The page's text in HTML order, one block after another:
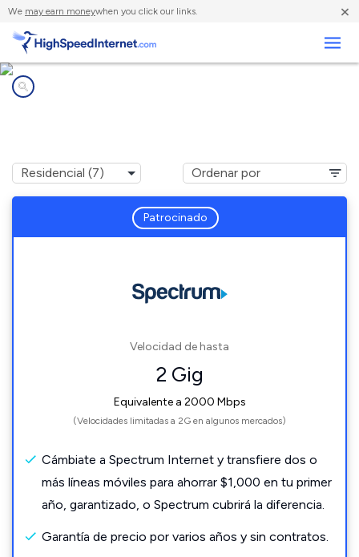
We may earn moneywhen you click our links. ×
Patrocinado
Velocidad de hasta
2 Gig
Equivalente a 2000 Mbps
(Velocidades limitadas a 2G en algunos mercados)
Cámbiate a Spectrum Internet y transfiere dos o
más líneas móviles para ahorrar $1,000 en tu primer
año, garantizado, o Spectrum cubrirá la diferencia.
Garantía de precio por varios años y sin contratos.